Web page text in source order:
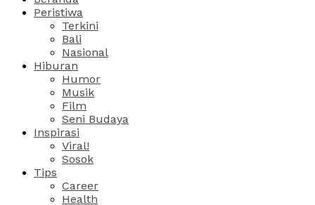
Peristiwa
Terkini
Bali
Nasional
Hiburan
Humor
Musik
Film
Seni Budaya
Inspirasi
Viral!
Sosok
Tips
Career
Health